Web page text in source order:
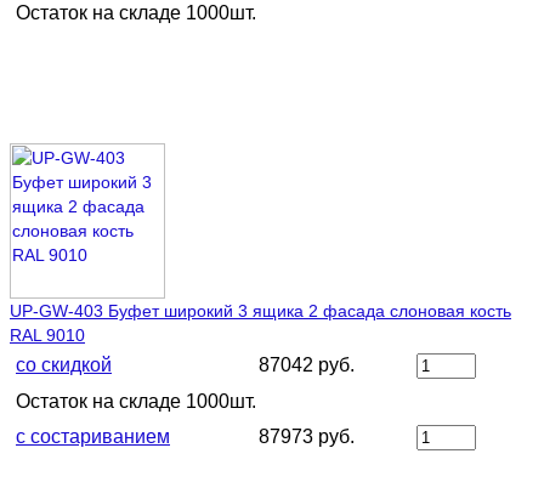
Остаток на складе 1000шт.
UP-GW-403 Буфет широкий 3 ящика 2 фасада слоновая кость
RAL 9010
со скидкой
87042 руб.
Остаток на складе 1000шт.
с состариванием
87973 руб.